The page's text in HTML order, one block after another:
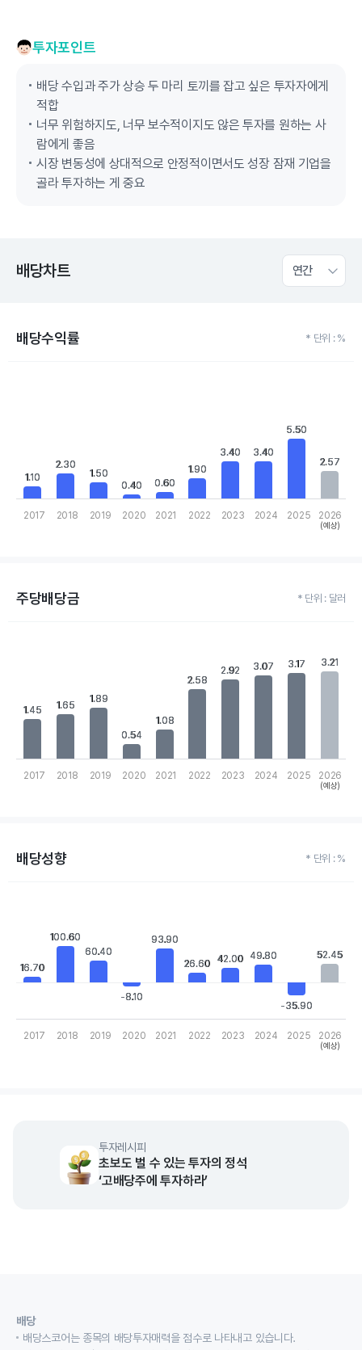
투자포인트
배당 수입과 주가 상승 두 마리 토끼를 잡고 싶은 투자자에게
적합
너무 위험하지도, 너무 보수적이지도 않은 투자를 원하는 사
람에게 좋음
시장 변동성에 상대적으로 안정적이면서도 성장 잠재 기업을
골라 투자하는 게 중요
배당차트 연간
배당수익률 * 단위 : %
The chart has 1 Y axis displaying values. Data ranges from 0.4
1.10
1.10
2.30
2.30
1.50
1.50
0.40
0.40 0.60
0.60
1.90
1.90
3.40
3.40 3.40
3.40
5.50
5.50
2.57
2.57
2017 2018 2019 2020 2021 2022 2023 2024 2025 2026
(예상)
주당배당금 * 단위 : 달러
The chart has 1 X axis displaying categories.
The chart has 1 Y axis displaying values. Data ranges from 0.54
1.45
1.45 1.65
1.65
1.89
1.89
0.54
0.54
1.08
1.08
2.58
2.58
2.92
2.92 3.07
3.07 3.17
3.17 3.21
3.21
2017 2018 2019 2020 2021 2022 2023 2024 2025 2026
(예상)
배당성향 * 단위 : %
The chart has 1 X axis displaying categories.
The chart has 1 Y axis displaying values. Data ranges from -
16.70
16.70
100.60
100.60
60.40
60.40
-8.10
-8.10
93.90
93.90
26.60
26.60 42.00
42.00 49.80
49.80
-35.90
-35.90
52.45
52.45
2017 2018 2019 2020 2021 2022 2023 2024 2025 2026
(예상)
투자레시피
초보도 벌 수 있는 투자의 정석
‘고배당주에 투자하라’
배당
배당스코어는 종목의 배당투자매력을 점수로 나타내고 있습니다.